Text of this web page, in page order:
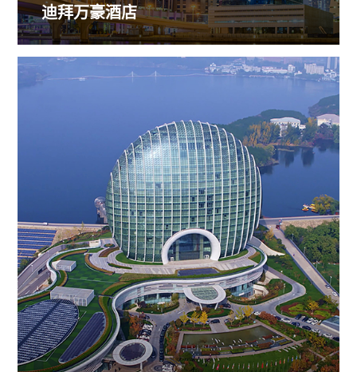
迪拜万豪酒店